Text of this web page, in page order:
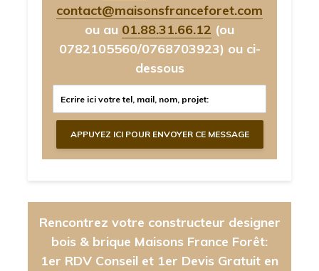
contact@maisonsfranceforet.com
ou au 01.88.31.66.12 (ou
0782105560/0768703923) ou ci-
dessous
Rencontrez votre constructeur designer
bois & brique Maisons France Forêt:
1er RDV Conseil et 1er Devis Gratuit en